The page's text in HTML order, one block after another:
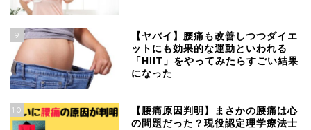
9
【ヤバイ】腰痛も改善しつつダイエ
ットにも効果的な運動といわれる
「HIIT」をやってみたらすごい結果
になった
10
【腰痛原因判明】まさかの腰痛は心
の問題だった？現役認定理学療法士